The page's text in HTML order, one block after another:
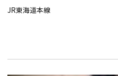
JR東海道本線